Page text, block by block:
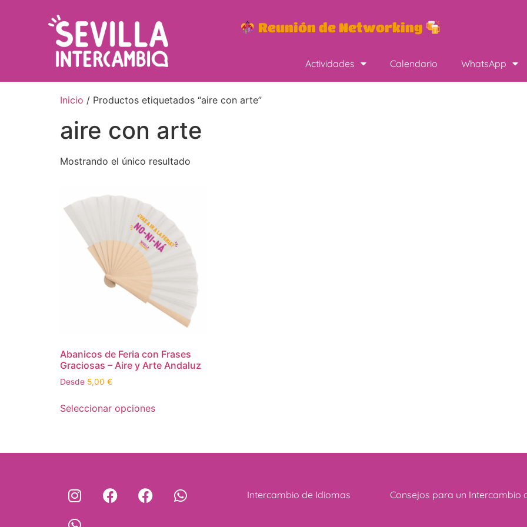
Reunión de Networking
Actividades Calendario WhatsApp
Inicio / Productos etiquetados “aire con arte”
aire con arte
Mostrando el único resultado
Abanicos de Feria con Frases
Graciosas – Aire y Arte Andaluz
Desde 5,00 €
Seleccionar opciones
Intercambio de Idiomas Consejos para un Intercambio